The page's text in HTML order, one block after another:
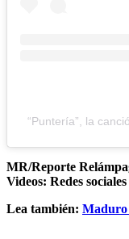
“Puntería”, la
MR/Reporte
Videos: Redes sociales
Lea también: Maduro